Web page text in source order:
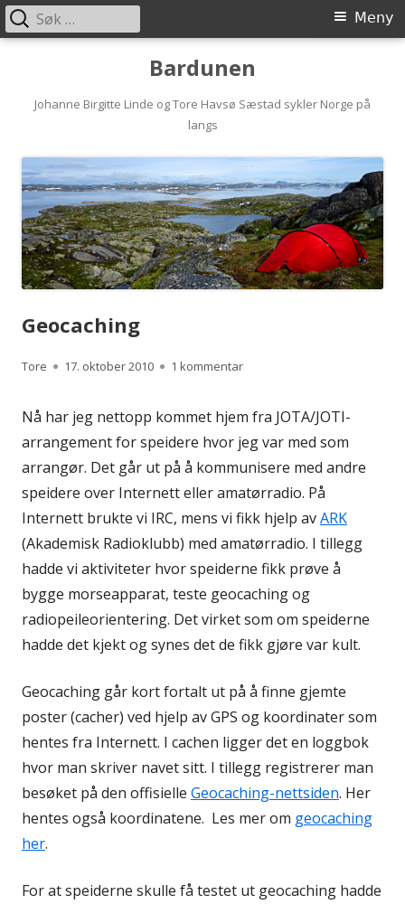
innhold
Bardunen
Johanne Birgitte Linde og Tore Havsø Sæstad sykler Norge på
langs
Primærmeny Meny
Søk
etter:
Geocaching
Forfatter
Tore Publisert
17. oktober 2010 1 kommentartil Geocaching
Nå har jeg nettopp kommet hjem fra JOTA/JOTI-
arrangement for speidere hvor jeg var med som
arrangør. Det går ut på å kommunisere med andre
speidere over Internett eller amatørradio. På
Internett brukte vi IRC, mens vi fikk hjelp avARK
(Akademisk Radioklubb) med amatørradio. I tillegg
hadde vi aktiviteter hvor speiderne fikk prøve å
bygge morseapparat, teste geocaching og
radiopeileorientering. Det virket som om speiderne
hadde det kjekt og synes det de fikk gjøre var kult.
Geocaching går kort fortalt ut på å finne gjemte
poster (cacher) ved hjelp av GPS og koordinater som
hentes fra Internett. I cachen ligger det en loggbok
hvor man skriver navet sitt. I tillegg registrerer man
besøket på den offisielle Geocaching-nettsiden. Her
hentes også koordinatene. Les mer om geocaching
her.
For at speiderne skulle få testet ut geocaching hadde